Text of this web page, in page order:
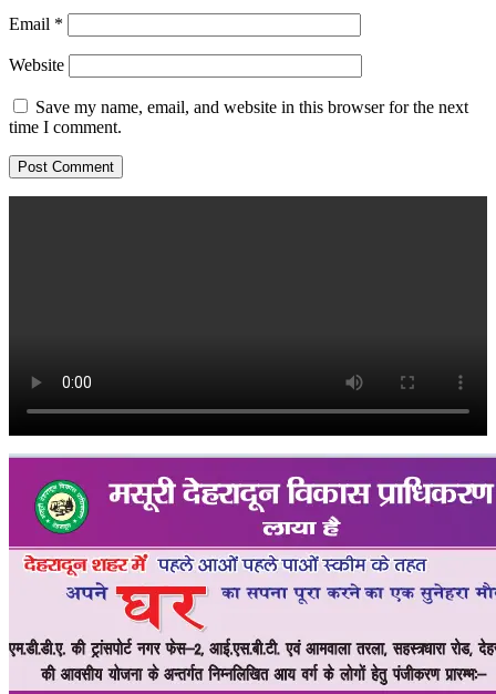
Email *
Website
Save my name, email, and website in this browser for the next
time I comment.